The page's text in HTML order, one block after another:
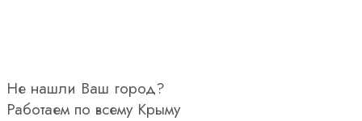
Не нашли Ваш город?
Работаем по всему Крыму